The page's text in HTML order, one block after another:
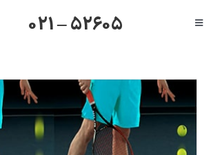
to
Toggle
گرنداستریم
یالینک
میکروتیک
021 – 52605